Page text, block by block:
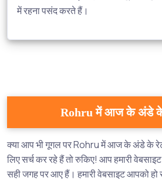
में रहना पसंद करते हैं।
Rohru में आज के अंडे के
क्या आप भी गूगल पर Rohru में आज के अंडे के
लिए सर्च कर रहे हैं तो रुकिए! आप हमारी
सही जगह पर आए हैं। हमारी वेबसाइट आपको हो